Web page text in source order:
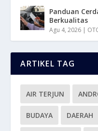
Panduan
Berkualitas
Agu 4, 2026 |
ARTIKEL TAG
AIR TERJUN
BUDAYA DAERAH